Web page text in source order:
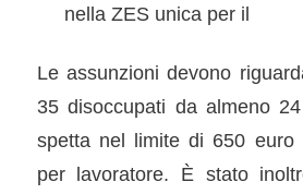
nella ZES unica per il
Le assunzioni devono
35 disoccupati da almeno
spetta nel limite di 650 euro
per lavoratore. È stato